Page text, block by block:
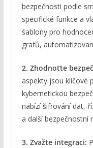
bezpečnosti podle
specifické funkce a
šablony pro
grafů,
2. Zhodnoťte
aspekty jsou klíčové
kybernetickou
nabízí šifrování dat,
a další bezpečnostní
3. Zvažte integraci: